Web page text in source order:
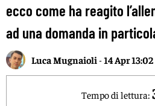
ecco come ha reagito
ad una domanda in
Luca Mugnaioli -14 Apr 13:02
Tempo di lettura: